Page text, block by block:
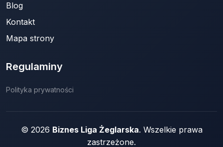
Blog
Kontakt
Mapa strony
Regulaminy
Polityka prywatności
© 2026 Biznes Liga Żeglarska. Wszelkie prawa
zastrzeżone.